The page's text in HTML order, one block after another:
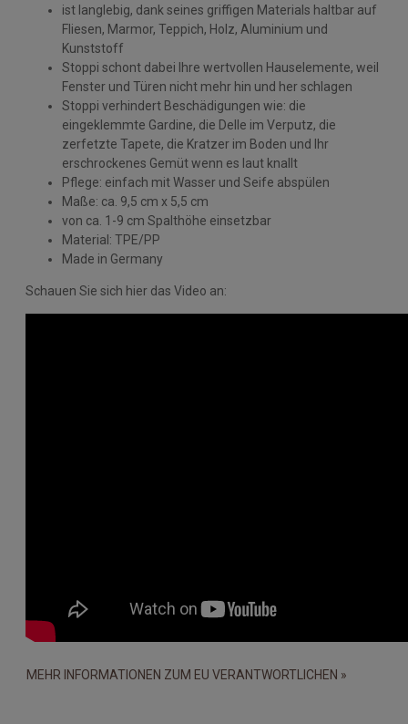
ist langlebig, dank seines griffigen Materials haltbar auf
Fliesen, Marmor, Teppich, Holz, Aluminium und
Kunststoff
Stoppi schont dabei Ihre wertvollen Hauselemente, weil
Fenster und Türen nicht mehr hin und her schlagen
Stoppi verhindert Beschädigungen wie: die
eingeklemmte Gardine, die Delle im Verputz, die
zerfetzte Tapete, die Kratzer im Boden und Ihr
erschrockenes Gemüt wenn es laut knallt
Pflege: einfach mit Wasser und Seife abspülen
Maße: ca. 9,5 cm x 5,5 cm
von ca. 1-9 cm Spalthöhe einsetzbar
Material: TPE/PP
Made in Germany
Schauen Sie sich hier das Video an:
MEHR INFORMATIONEN ZUM EU VERANTWORTLICHEN »